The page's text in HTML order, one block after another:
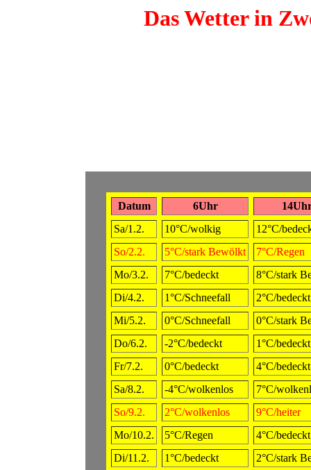
Das Wetter in
Datum 6Uhr
Sa/1.2.
10°C/wolkig
12°C/
So/2.2.
5°C/stark Bewölkt
7°C/Regen
Mo/3.2.
7°C/bedeckt
8°C/stark
Di/4.2.
1°C/Schneefall
2°C/bedeckt
Mi/5.2.
0°C/Schneefall
0°C/stark
Do/6.2.
-2°C/bedeckt
1°C/bedeckt
Fr/7.2.
0°C/bedeckt
4°C/bedeckt
Sa/8.2.
-4°C/wolkenlos
7°C/
So/9.2.
2°C/wolkenlos
9°C/heiter
Mo/10.2.
5°C/Regen
4°C/bedeckt
Di/11.2.
1°C/bedeckt
2°C/stark